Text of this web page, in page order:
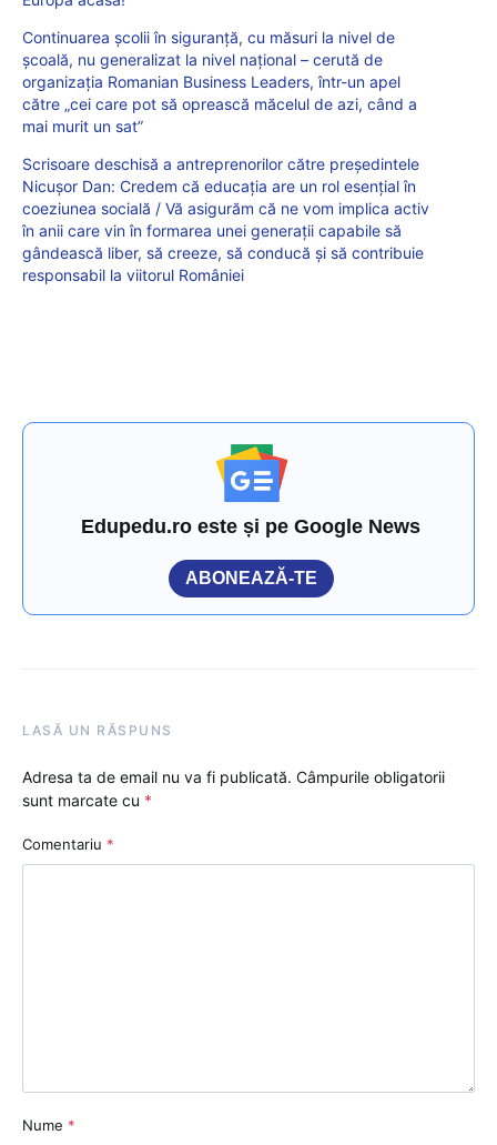
Continuarea școlii în siguranță, cu măsuri la nivel de
școală, nu generalizat la nivel național – cerută de
organizația Romanian Business Leaders, într-un apel
către „cei care pot să oprească măcelul de azi, când a
mai murit un sat”
Scrisoare deschisă a antreprenorilor către președintele
Nicușor Dan: Credem că educația are un rol esențial în
coeziunea socială / Vă asigurăm că ne vom implica activ
în anii care vin în formarea unei generații capabile să
gândească liber, să creeze, să conducă și să contribuie
responsabil la viitorul României
Edupedu.ro este și pe Google News
ABONEAZĂ-TE
LASĂ UN RĂSPUNS
Adresa ta de email nu va fi publicată. Câmpurile obligatorii
sunt marcate cu *
Comentariu *
Nume *